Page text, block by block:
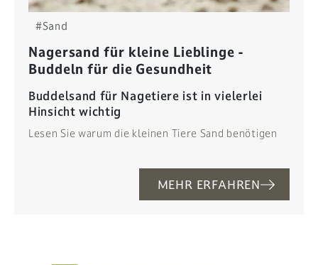
#Sand
Nagersand für kleine Lieblinge -
Buddeln für die Gesundheit
Buddelsand für Nagetiere ist in vielerlei
Hinsicht wichtig
Lesen Sie warum die kleinen Tiere Sand benötigen
MEHR ERFAHREN